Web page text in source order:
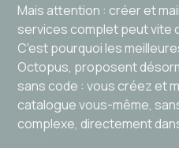
Mais attention : créer et
services complet peut vite
C'est pourquoi les
Octopus, proposent
sans code : vous créez et
catalogue vous-même,
complexe, directement